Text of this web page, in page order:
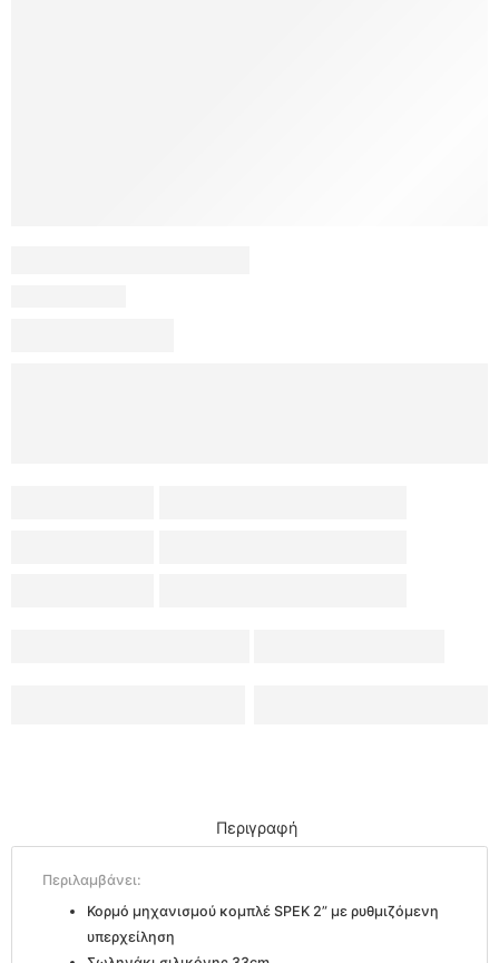
Περιγραφή
Περιλαμβάνει:
Κορμό μηχανισμού κομπλέ SPEK 2” με ρυθμιζόμενη
υπερχείληση